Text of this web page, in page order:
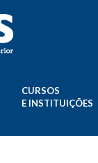
CURSOS
E INSTITUIÇÕES